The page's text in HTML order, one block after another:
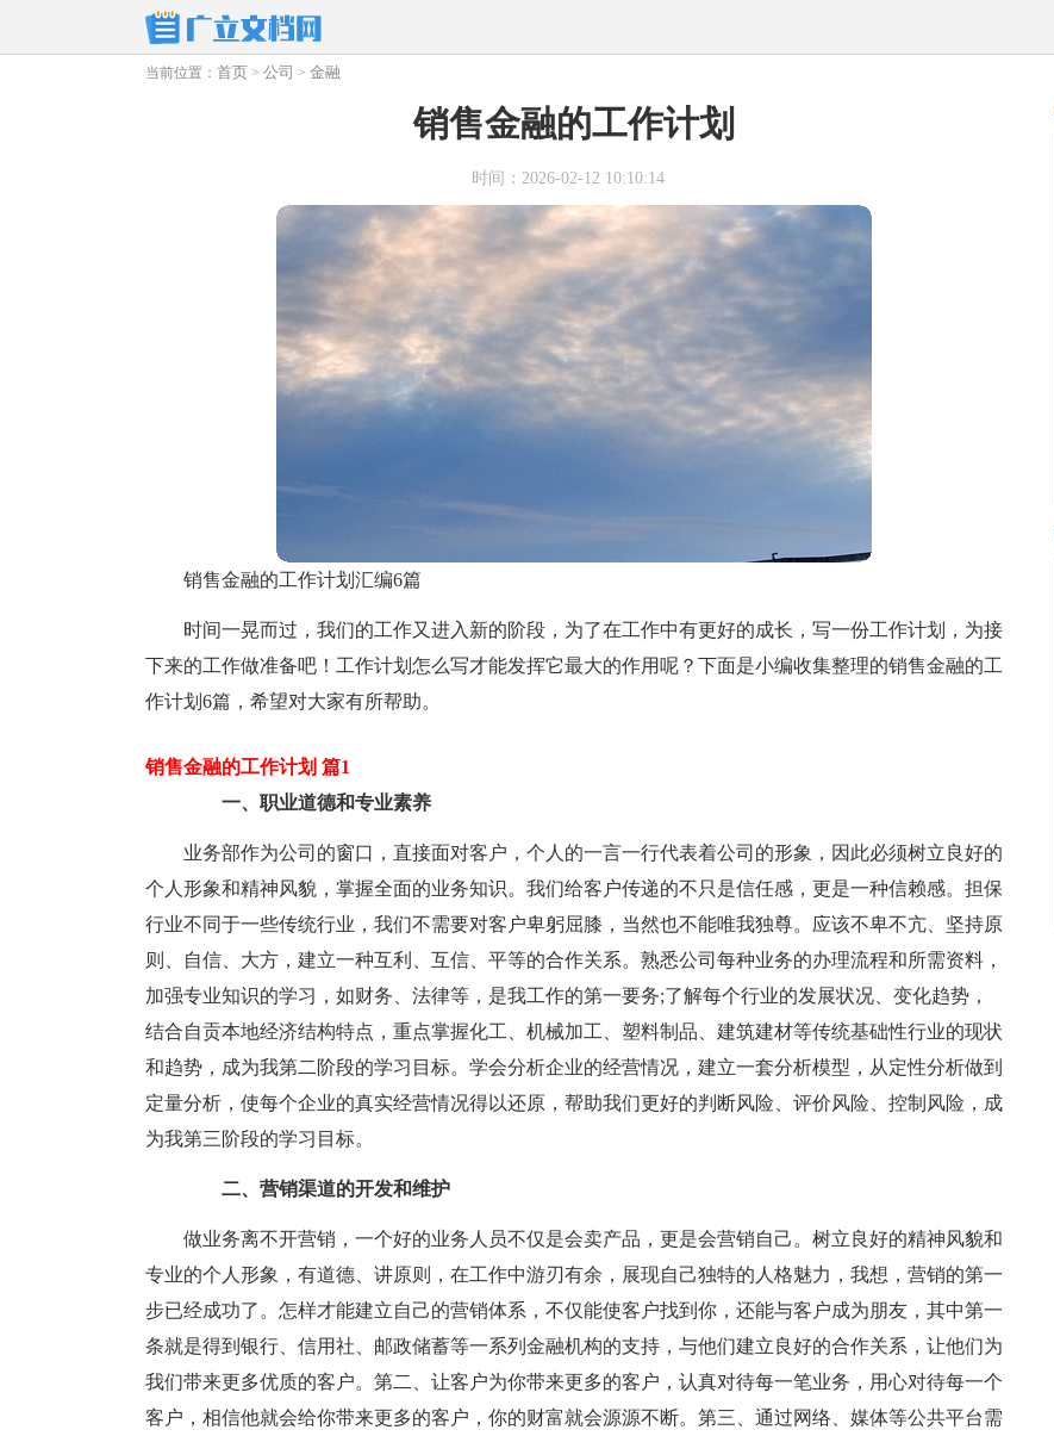
当前位置： 首页 > 公司 > 金融
销售金融的工作计划
时间：2026-02-12 10:10:14
销售金融的工作计划汇编6篇
时间一晃而过，我们的工作又进入新的阶段，为了在工作中有更好的成长，写一份工作计划，为接
下来的工作做准备吧！工作计划怎么写才能发挥它最大的作用呢？下面是小编收集整理的销售金融的工
作计划6篇，希望对大家有所帮助。
销售金融的工作计划 篇1
一、职业道德和专业素养
业务部作为公司的窗口，直接面对客户，个人的一言一行代表着公司的形象，因此必须树立良好的
个人形象和精神风貌，掌握全面的业务知识。我们给客户传递的不只是信任感，更是一种信赖感。担保
行业不同于一些传统行业，我们不需要对客户卑躬屈膝，当然也不能唯我独尊。应该不卑不亢、坚持原
则、自信、大方，建立一种互利、互信、平等的合作关系。熟悉公司每种业务的办理流程和所需资料，
加强专业知识的学习，如财务、法律等，是我工作的第一要务;了解每个行业的发展状况、变化趋势，
结合自贡本地经济结构特点，重点掌握化工、机械加工、塑料制品、建筑建材等传统基础性行业的现状
和趋势，成为我第二阶段的学习目标。学会分析企业的经营情况，建立一套分析模型，从定性分析做到
定量分析，使每个企业的真实经营情况得以还原，帮助我们更好的判断风险、评价风险、控制风险，成
为我第三阶段的学习目标。
二、营销渠道的开发和维护
做业务离不开营销，一个好的业务人员不仅是会卖产品，更是会营销自己。树立良好的精神风貌和
专业的个人形象，有道德、讲原则，在工作中游刃有余，展现自己独特的人格魅力，我想，营销的第一
步已经成功了。怎样才能建立自己的营销体系，不仅能使客户找到你，还能与客户成为朋友，其中第一
条就是得到银行、信用社、邮政储蓄等一系列金融机构的支持，与他们建立良好的合作关系，让他们为
我们带来更多优质的客户。第二、让客户为你带来更多的客户，认真对待每一笔业务，用心对待每一个
客户，相信他就会给你带来更多的客户，你的财富就会源源不断。第三、通过网络、媒体等公共平台需